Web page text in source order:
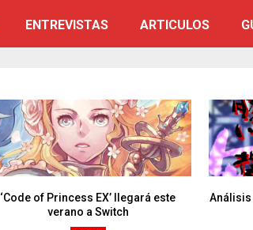
ENTREVISTAS ARTICULOS
‘Code of Princess EX’ llegará este
verano a Switch
Análisis